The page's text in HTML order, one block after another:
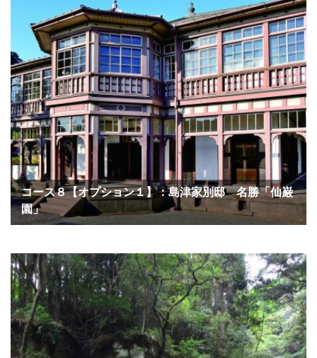
コース８【オプション１】：島津家別邸 名勝「仙巌
園」